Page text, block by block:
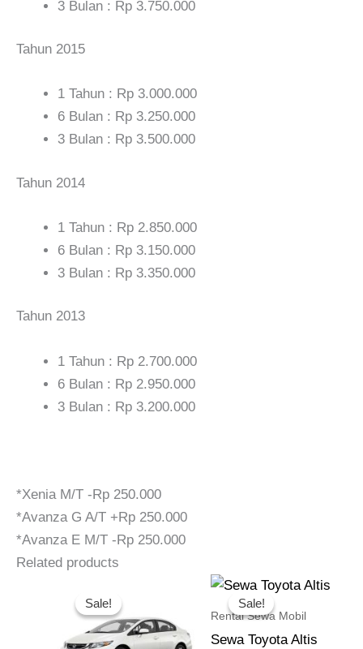
3 Bulan : Rp 3.750.000
Tahun 2015
1 Tahun : Rp 3.000.000
6 Bulan : Rp 3.250.000
3 Bulan : Rp 3.500.000
Tahun 2014
1 Tahun : Rp 2.850.000
6 Bulan : Rp 3.150.000
3 Bulan : Rp 3.350.000
Tahun 2013
1 Tahun : Rp 2.700.000
6 Bulan : Rp 2.950.000
3 Bulan : Rp 3.200.000
*Xenia M/T -Rp 250.000
*Avanza G A/T +Rp 250.000
*Avanza E M/T -Rp 250.000
Related products
Sale!
Sale!
was:
Rp 7.500.000.Rp 7.250.000.
Sale!
Sale!
Rental Sewa Mobil
Sewa Toyota Altis
Original
was:
Current
is: